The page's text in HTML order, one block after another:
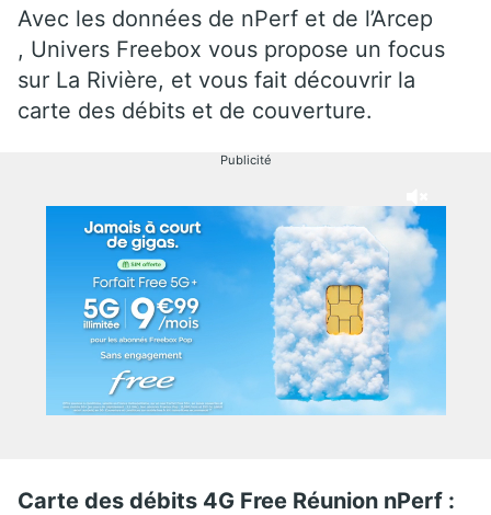
Avec les données de nPerf et de l’Arcep
, Univers Freebox vous propose un focus
sur La Rivière, et vous fait découvrir la
carte des débits et de couverture.
Publicité
Carte des débits 4G Free Réunion nPerf :